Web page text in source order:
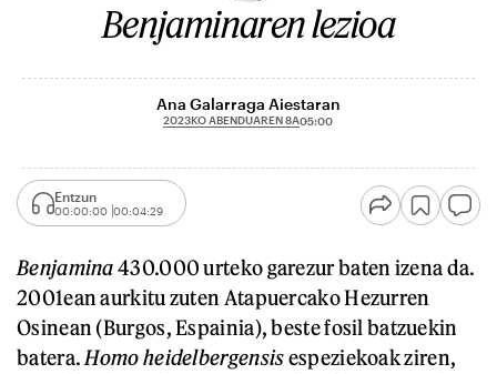
Benjaminaren lezioa
Ana Galarraga Aiestaran
2023KO ABENDUAREN 8A05:00
Entzun
00:00:00 00:04:29
Benjamina430.000 urteko garezur baten izena da.
2001ean aurkitu zuten Atapuercako Hezurren
Osinean (Burgos, Espainia), beste fosil batzuekin
batera. Homo heidelbergensisespeziekoak ziren,